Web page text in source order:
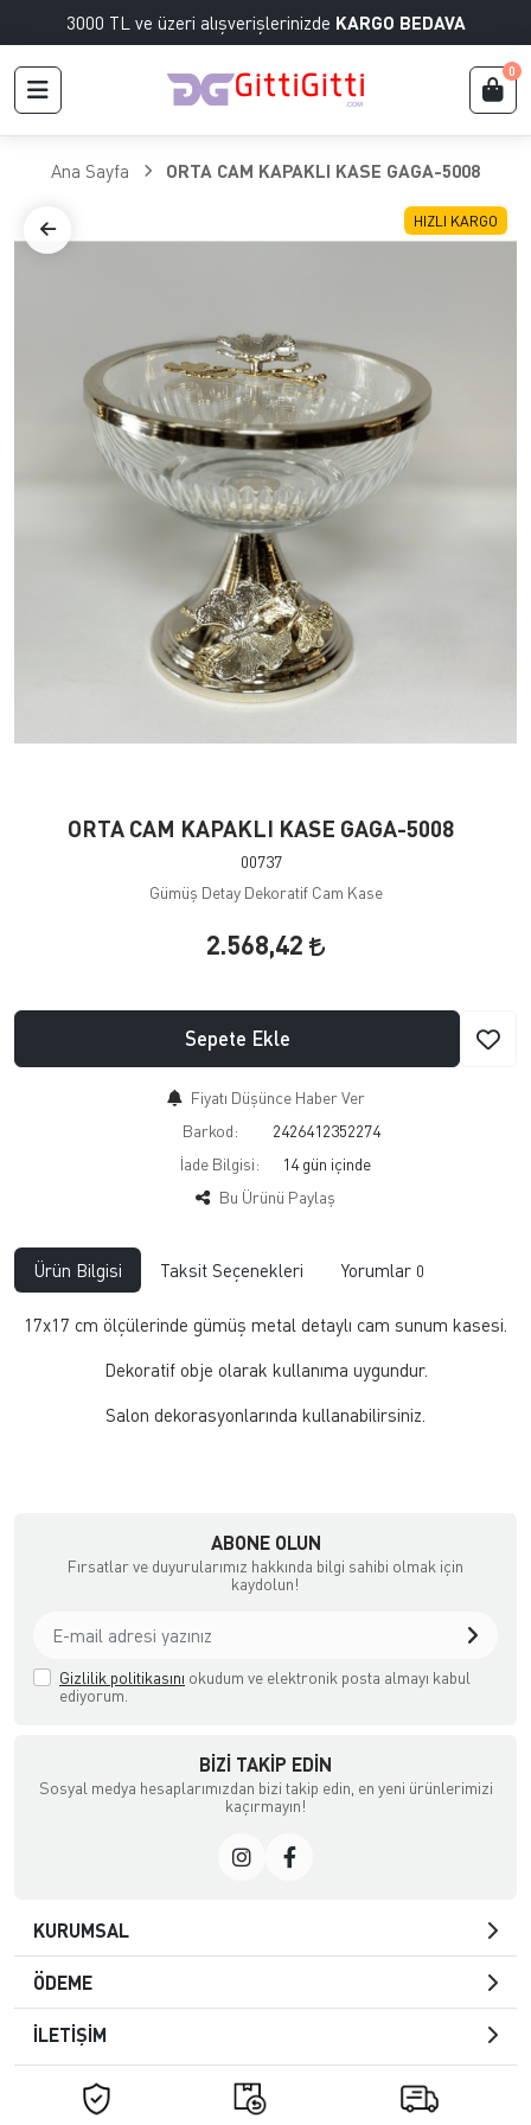
3000 TL ve üzeri alışverişlerinizde KARGO BEDAVA
0
Ana Sayfa ORTA CAM KAPAKLI KASE GAGA-5008
HIZLI KARGO
ORTA CAM KAPAKLI KASE GAGA-5008
00737
Gümüş Detay Dekoratif Cam Kase
2.568,42
Sepete Ekle
Fiyatı Düşünce Haber Ver
Barkod:
2426412352274
İade Bilgisi:
Bu Ürünü Paylaş
Ürün Bilgisi Taksit Seçenekleri Yorumlar 0
17x17 cm ölçülerinde gümüş metal detaylı cam sunum kasesi.
Dekoratif obje olarak kullanıma uygundur.
Salon dekorasyonlarında kullanabilirsiniz.
ABONE OLUN
Fırsatlar ve duyurularımız hakkında bilgi sahibi olmak için
kaydolun!
Gizlilik politikasını okudum ve elektronik posta almayı kabul
ediyorum.
BIZI TAKIP EDIN
Sosyal medya hesaplarımızdan bizi takip edin, en yeni ürünlerimizi
kaçırmayın!
KURUMSAL
ÖDEME
İLETİŞİM